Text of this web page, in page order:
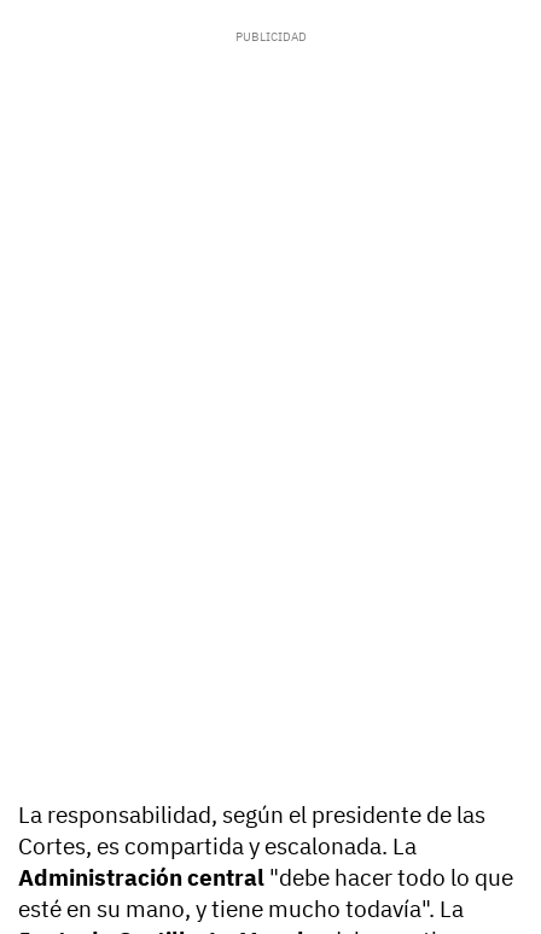
La responsabilidad, según el presidente de las
Cortes, es compartida y escalonada. La
Administración central "debe hacer todo lo que
esté en su mano, y tiene mucho todavía". La